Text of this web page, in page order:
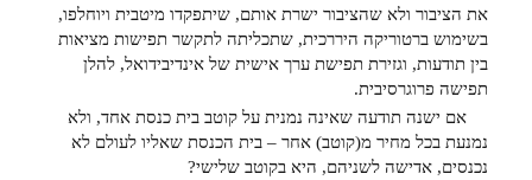
את הציבור ולא שהציבור ישרת אותם, שיתפקדו מיטבית ויוחלפו,
בשימוש ברטוריקה היררכית, שתכליתה לתקשר תפישות מציאות
בין תודעות, וגזירת תפישת ערך אישית של אינדיבידואל, להלן
תפישה פרוגרסיבית.
אם ישנה תודעה שאינה נמנית על קוטב בית כנסת אחד, ולא
נמנעת בכל מחיר מ(קוטב) אחר – בית הכנסת שאליו לעולם לא
נכנסים, אדישה לשניהם, היא בקוטב שלישי?